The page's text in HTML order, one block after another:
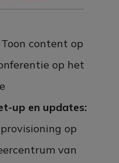
content op
op het
up en updates:
op
van